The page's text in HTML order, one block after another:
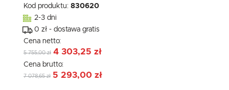
Kod produktu: 830620
2-3 dni
0 zł - dostawa gratis
Cena netto:
5 755,00 zł 4 303,25 zł
Cena brutto:
7 078,65 zł 5 293,00 zł